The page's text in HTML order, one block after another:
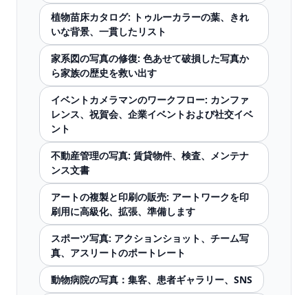
植物苗床カタログ: トゥルーカラーの葉、きれ
いな背景、一貫したリスト
家系図の写真の修復: 色あせて破損した写真か
ら家族の歴史を救い出す
イベントカメラマンのワークフロー: カンファ
レンス、祝賀会、企業イベントおよび社交イベ
ント
不動産管理の写真: 賃貸物件、検査、メンテナ
ンス文書
アートの複製と印刷の販売: アートワークを印
刷用に高級化、拡張、準備します
スポーツ写真: アクションショット、チーム写
真、アスリートのポートレート
動物病院の写真：集客、患者ギャラリー、SNS